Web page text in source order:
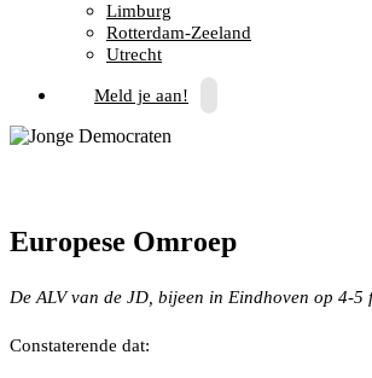
Limburg
Rotterdam-Zeeland
Utrecht
Meld je aan!
Europese Omroep
De ALV van de JD, bijeen in Eindhoven op 4-5
Constaterende dat: